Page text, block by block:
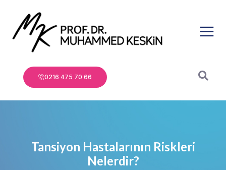
0216 475 70 66
Tansiyon Hastalarının Riskleri
Nelerdir?